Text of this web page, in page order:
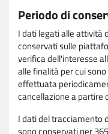
Periodo di
I dati legati alle attività
conservati sulle
verifica dell'interesse
alle finalità per cui
effettuata
cancellazione a partire
I dati del tracciamento
sono conservati per